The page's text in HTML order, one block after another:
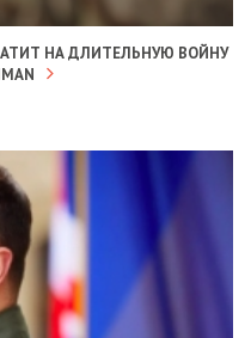
НА ДЛИТЕЛЬНУЮ ВОЙНУ